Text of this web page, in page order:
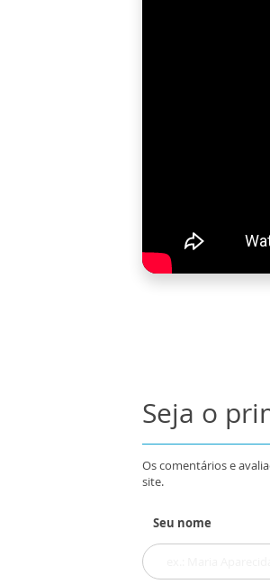
Seja o
Os comentários e
site.
Seu nome